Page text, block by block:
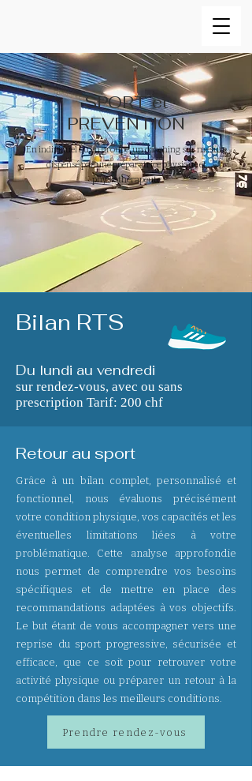
SPORT et
PREVENTION
En individuel ou en groupe, un coaching sur mesure
dispensé par une préparatrice physique et
physiothérapeute
Bilan RTS
Du lundi au vendredi
sur rendez-vous, avec ou sans
prescription Tarif: 200 chf
Retour au sport
Grâce à un bilan complet, personnalisé et
fonctionnel, nous évaluons précisément
votre condition physique, vos capacités et les
éventuelles limitations liées à votre
problématique. Cette analyse approfondie
nous permet de comprendre vos besoins
spécifiques et de mettre en place des
recommandations adaptées à vos objectifs.
Le but étant de vous accompagner vers une
reprise du sport progressive, sécurisée et
efficace, que ce soit pour retrouver votre
activité physique ou préparer un retour à la
compétition dans les meilleurs conditions.
Prendre rendez-vous